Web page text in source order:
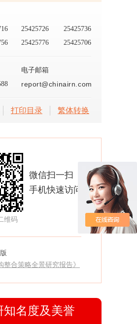
25425726
25425736
25425776 25425706
电子邮箱
report@chinairn.com
打印目录 繁体转换
整合策略全景研究报告》
维码
微信扫一扫
手机快速访问
知名度及美誉